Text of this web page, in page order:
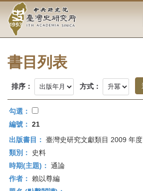
要
中
央
研
究
院-
臺
灣
史
研
究
書目列表
排序： 方式：
勾選：
編號： 21
出版書目： 臺灣史研究文獻類目 2009 年度
類別：
史料
時期(主題)： 通論
作者：
賴以尊編